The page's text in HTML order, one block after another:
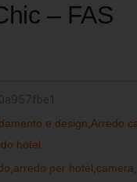
– FAS
e design Arredo
hotel
arredo per hotel camera